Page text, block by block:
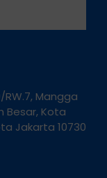
Mangga
Besar, Kota